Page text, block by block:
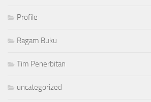
Profile
Ragam Buku
Tim Penerbitan
uncategorized